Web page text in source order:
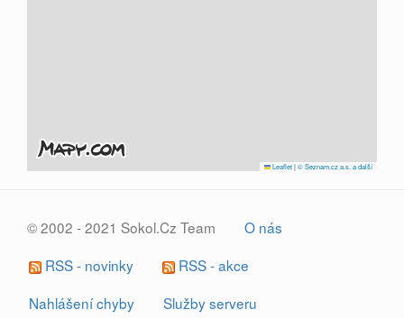
Leaflet|© Seznam.cz a.s. a další
© 2002 - 2021 Sokol.Cz Team
O nás
RSS - novinky
RSS - akce
Nahlášení chyby
Služby serveru